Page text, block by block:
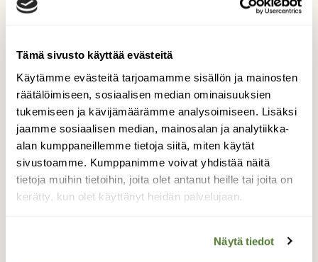
Tämä sivusto käyttää evästeitä
Käytämme evästeitä tarjoamamme sisällön ja mainosten
räätälöimiseen, sosiaalisen median ominaisuuksien
tukemiseen ja kävijämäärämme analysoimiseen. Lisäksi
jaamme sosiaalisen median, mainosalan ja analytiikka-
alan kumppaneillemme tietoja siitä, miten käytät
sivustoamme. Kumppanimme voivat yhdistää näitä
tietoja muihin tietoihin, joita olet antanut heille tai joita on
kerätty, kun olet käyttänyt heidän palvelujaan.
Näytä tiedot
Mustapääkerttu
Mustapääkerttu
Valokuvaaja: Asko Heikkinen, Uusikaupunki
07.05.2019